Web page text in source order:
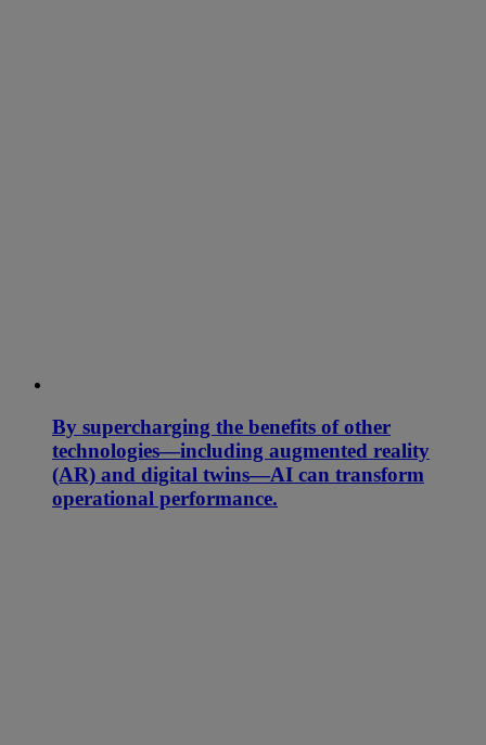
By supercharging the benefits of other
technologies—including augmented reality
(AR) and digital twins—AI can transform
operational performance.